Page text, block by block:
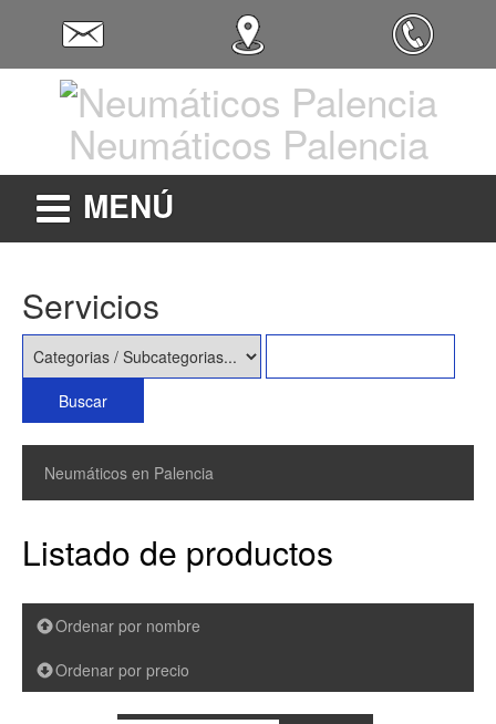
Neumáticos Palencia
MENÚ
Servicios
Neumáticos en Palencia
Listado de productos
Ordenar por nombre
Ordenar por precio